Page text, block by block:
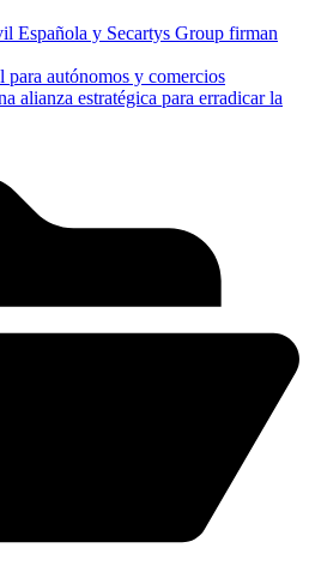
Española y Secartys Group firman
autónomos y comercios
estratégica para erradicar la